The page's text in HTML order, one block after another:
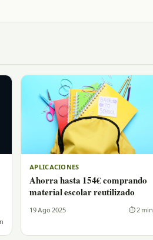
APLICACIONES
Ahorra hasta 154€ comprando
material escolar reutilizado
19 Ago 2025 ⏱ 2 min